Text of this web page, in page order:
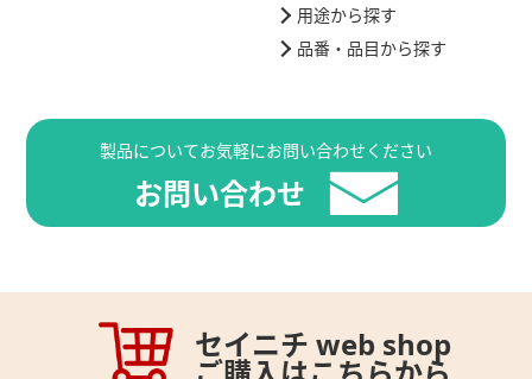
用途から探す
品番・品目から探す
製品についてお気軽にお問い合わせください
お問い合わせ
セイニチ web shop